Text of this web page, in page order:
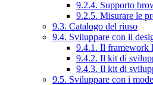
9.2.4. Supporto
9.2.5. Misurare le
9.3. Catalogo del riuso
9.4. Sviluppare con il
9.4.1. Il framework
9.4.2. Il kit di
9.4.3. Il kit di
9.5. Sviluppare con i